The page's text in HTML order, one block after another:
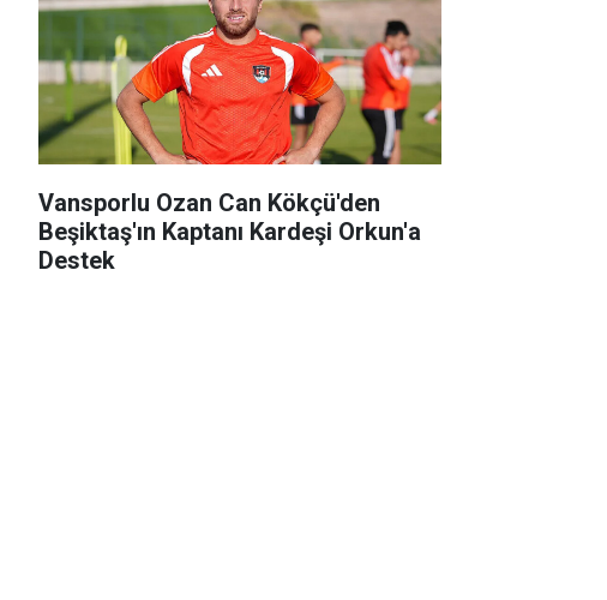
Vansporlu Ozan Can Kökçü'den
Beşiktaş'ın Kaptanı Kardeşi Orkun'a
Destek